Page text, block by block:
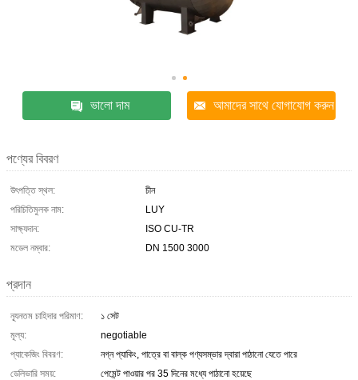
ভালো দাম আমাদের সাথে যোগাযোগ করুন
পণ্যের বিবরণ
উৎপত্তি স্থল:
চীন
পরিচিতিমুলক নাম:
LUY
সাক্ষ্যদান:
ISO CU-TR
মডেল নম্বার:
DN 1500 3000
প্রদান
ন্যূনতম চাহিদার পরিমাণ:
১ সেট
মূল্য:
negotiable
প্যাকেজিং বিবরণ:
নগ্ন প্যাকিং, পাত্রে বা বাল্ক পণ্যসম্ভার দ্বারা পাঠানো যেতে পারে
ডেলিভারি সময়:
পেমেন্ট পাওয়ার পর 35 দিনের মধ্যে পাঠানো হয়েছে